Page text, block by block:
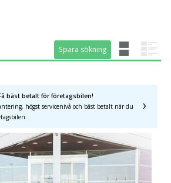
Spara sökning
Spara sökning
bäst betalt för företagsbilen!
högst servicenivå och bäst betalt när du